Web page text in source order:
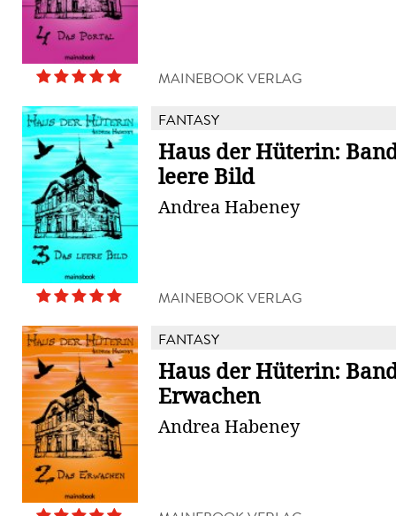
MAINEBOOK VERLAG
FANTASY
Haus der Hüterin:
leere Bild
Andrea Habeney
MAINEBOOK VERLAG
FANTASY
Haus der Hüterin:
Erwachen
Andrea Habeney